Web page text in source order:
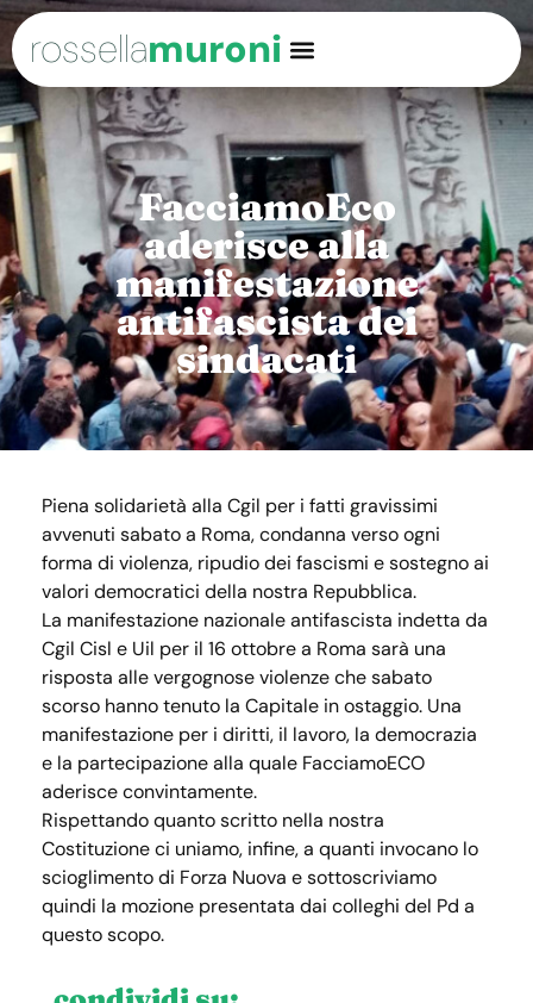
rossellamuroni
FacciamoEco
aderisce alla
manifestazione
antifascista dei
sindacati
Piena solidarietà alla Cgil per i fatti gravissimi
avvenuti sabato a Roma, condanna verso ogni
forma di violenza, ripudio dei fascismi e sostegno ai
valori democratici della nostra Repubblica.
La manifestazione nazionale antifascista indetta da
Cgil Cisl e Uil per il 16 ottobre a Roma sarà una
risposta alle vergognose violenze che sabato
scorso hanno tenuto la Capitale in ostaggio. Una
manifestazione per i diritti, il lavoro, la democrazia
e la partecipazione alla quale FacciamoECO
aderisce convintamente.
Rispettando quanto scritto nella nostra
Costituzione ci uniamo, infine, a quanti invocano lo
scioglimento di Forza Nuova e sottoscriviamo
quindi la mozione presentata dai colleghi del Pd a
questo scopo.